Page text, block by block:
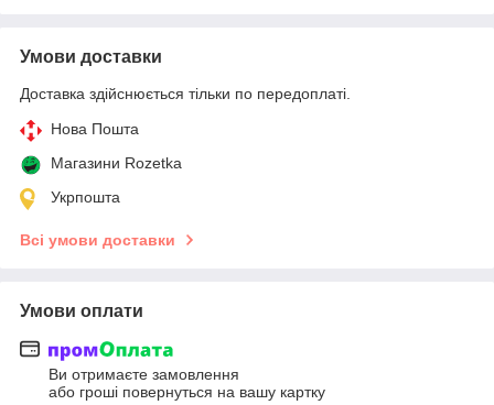
Умови доставки
Доставка здійснюється тільки по передоплаті.
Нова Пошта
Магазини Rozetka
Укрпошта
Всі умови доставки
Умови оплати
Ви отримаєте замовлення
або гроші повернуться на вашу картку